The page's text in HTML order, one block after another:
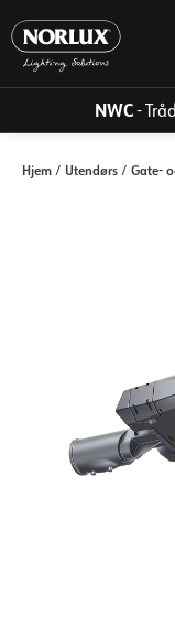
rett
innholdet
NWC-
Hjem / Utendørs / Gate-